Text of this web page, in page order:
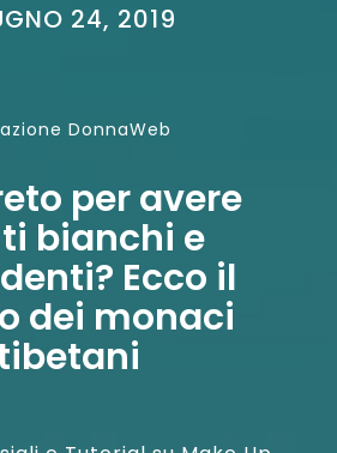
24, 2019
DonnaWeb
per avere
bianchi e
Ecco il
dei monaci